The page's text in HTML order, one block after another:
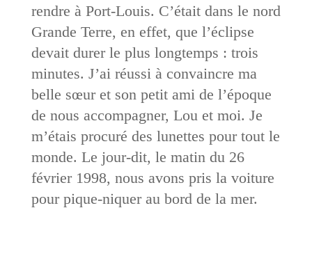
rendre à Port-Louis. C’était dans le nord
Grande Terre, en effet, que l’éclipse
devait durer le plus longtemps : trois
minutes. J’ai réussi à convaincre ma
belle sœur et son petit ami de l’époque
de nous accompagner, Lou et moi. Je
m’étais procuré des lunettes pour tout le
monde. Le jour-dit, le matin du 26
février 1998, nous avons pris la voiture
pour pique-niquer au bord de la mer.